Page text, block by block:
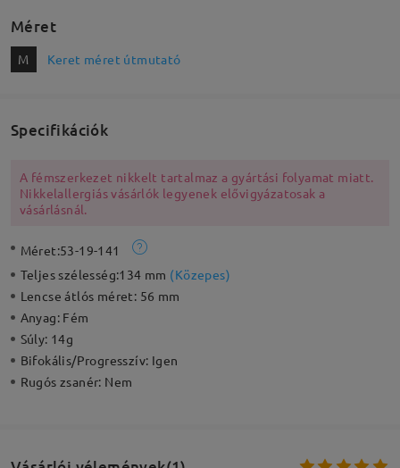
Méret
M Keret méret útmutató
Specifikációk
A fémszerkezet nikkelt tartalmaz a gyártási folyamat miatt.
Nikkelallergiás vásárlók legyenek elővigyázatosak a
vásárlásnál.
Méret:53-19-141
Teljes szélesség:134 mm (Közepes)
Lencse átlós méret: 56 mm
Anyag: Fém
Súly: 14g
Bifokális/Progresszív: Igen
Rugós zsanér: Nem